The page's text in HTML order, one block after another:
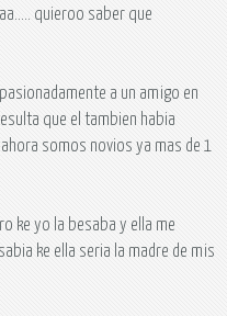
quieroo saber que
a un amigo en
que el tambien habia
somos novios ya mas de 1
ke yo la besaba y ella me
ke ella seria la madre de mis